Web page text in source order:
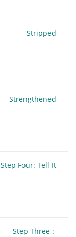
Stripped
Strengthened
Step Four: Tell It
Step Three :